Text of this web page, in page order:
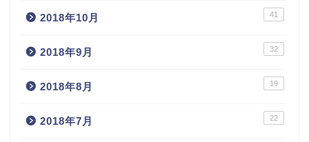
2018年10月 41
2018年9月 32
2018年8月 19
2018年7月 22